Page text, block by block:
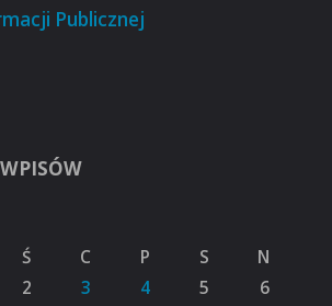
Publicznej
Ś C P S
N
2 3 4 5
6